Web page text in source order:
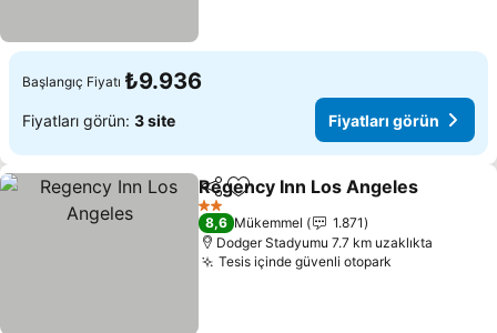
Başlangıç Fiyatı ₺9.936
Fiyatları görün: 3 site Fiyatları görün
PaylaşFavorilerime ekle
Regency Inn Los Angeles
2 Yıldız
8,6 Mükemmel
1.871
Dodger Stadyumu 7.7 km uzaklıkta
Tesis içinde güvenli otopark